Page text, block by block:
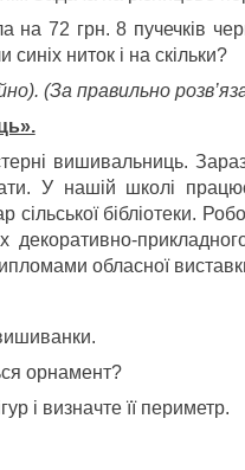
72 грн. 8 пучечків
ниток і на скільки?
(За правильно
вишивальниць.
У нашій школі
бібліотеки.
декоративно-
обласної
орнамент?
і визначте її периметр.